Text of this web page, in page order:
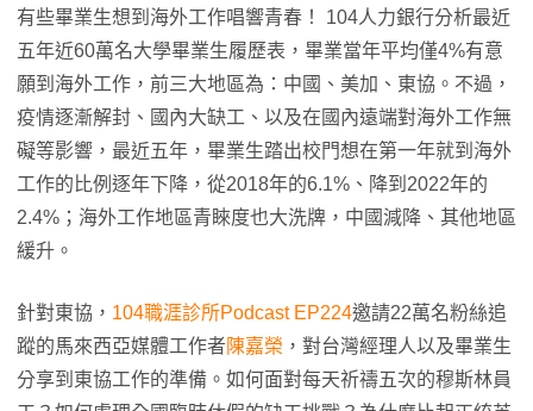
有些畢業生想到海外工作唱響青春！ 104人力銀行分析最近
五年近60萬名大學畢業生履歷表，畢業當年平均僅4%有意
願到海外工作，前三大地區為：中國、美加、東協。不過，
疫情逐漸解封、國內大缺工、以及在國內遠端對海外工作無
礙等影響，最近五年，畢業生踏出校門想在第一年就到海外
工作的比例逐年下降，從2018年的6.1%、降到2022年的
2.4%；海外工作地區青睞度也大洗牌，中國減降、其他地區
緩升。
針對東協， 104職涯診所Podcast EP224邀請22萬名粉絲追
蹤的馬來西亞媒體工作者陳嘉榮 ，對台灣經理人以及畢業生
分享到東協工作的準備。如何面對每天祈禱五次的穆斯林員